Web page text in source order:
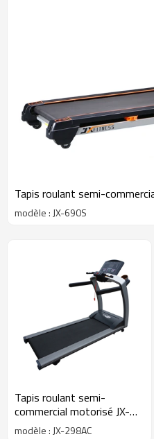
Tapis roulant semi-
modèle : JX-690S
Tapis roulant semi-
commercial motorisé JX-
298AC
modèle : JX-298AC